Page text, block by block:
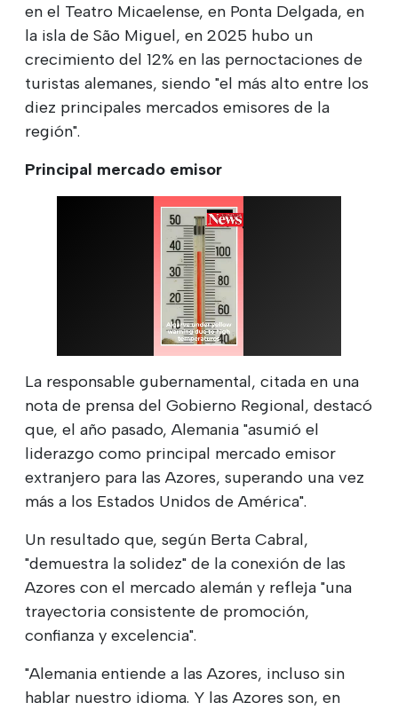
en el Teatro Micaelense, en Ponta Delgada, en
la isla de São Miguel, en 2025 hubo un
crecimiento del 12% en las pernoctaciones de
turistas alemanes, siendo "el más alto entre los
diez principales mercados emisores de la
región".
Principal mercado emisor
La responsable gubernamental, citada en una
nota de prensa del Gobierno Regional, destacó
que, el año pasado, Alemania "asumió el
liderazgo como principal mercado emisor
extranjero para las Azores, superando una vez
más a los Estados Unidos de América".
Un resultado que, según Berta Cabral,
"demuestra la solidez" de la conexión de las
Azores con el mercado alemán y refleja "una
trayectoria consistente de promoción,
confianza y excelencia".
"Alemania entiende a las Azores, incluso sin
hablar nuestro idioma. Y las Azores son, en